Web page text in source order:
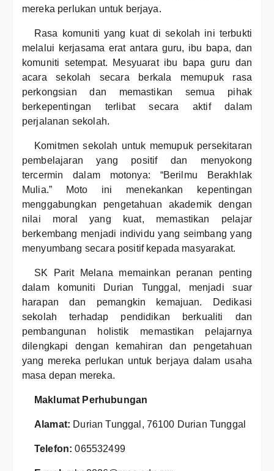
mereka perlukan untuk berjaya.
Rasa komuniti yang kuat di sekolah ini terbukti
melalui kerjasama erat antara guru, ibu bapa, dan
komuniti setempat. Mesyuarat ibu bapa guru dan
acara sekolah secara berkala memupuk rasa
perkongsian dan memastikan semua pihak
berkepentingan terlibat secara aktif dalam
perjalanan sekolah.
Komitmen sekolah untuk memupuk persekitaran
pembelajaran yang positif dan menyokong
tercermin dalam motonya: “Berilmu Berakhlak
Mulia.” Moto ini menekankan kepentingan
menggabungkan pengetahuan akademik dengan
nilai moral yang kuat, memastikan pelajar
berkembang menjadi individu yang seimbang yang
menyumbang secara positif kepada masyarakat.
SK Parit Melana memainkan peranan penting
dalam komuniti Durian Tunggal, menjadi suar
harapan dan pemangkin kemajuan. Dedikasi
sekolah terhadap pendidikan berkualiti dan
pembangunan holistik memastikan pelajarnya
dilengkapi dengan kemahiran dan pengetahuan
yang mereka perlukan untuk berjaya dalam usaha
masa depan mereka.
Maklumat Perhubungan
Alamat: Durian Tunggal, 76100 Durian Tunggal
Telefon: 065532499